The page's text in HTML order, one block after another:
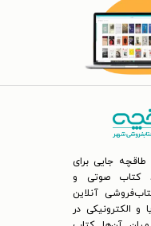
طاقچه جایی برای
کتاب صوتی و
آنلاین
و الکترونیکی در